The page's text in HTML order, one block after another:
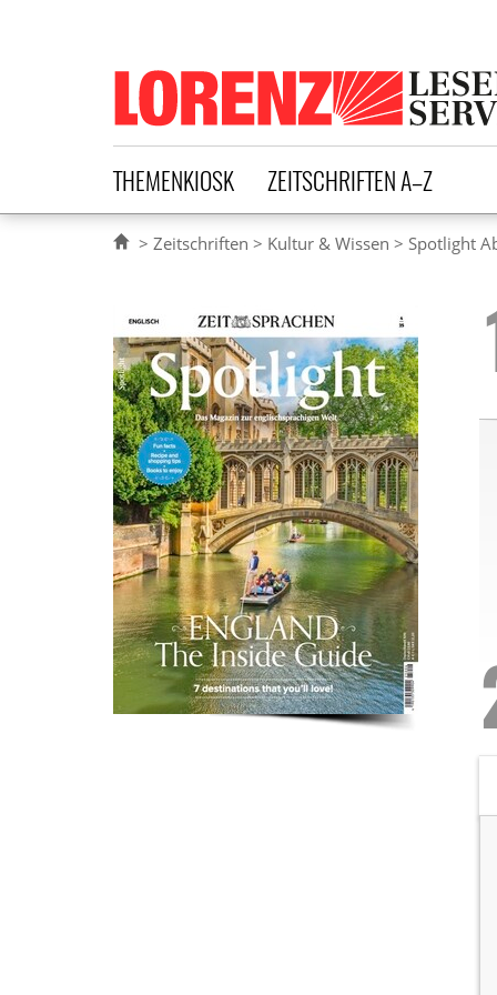
Lorenz Leserservice
THEMENKIOSK ZEITSCHRIFTEN A–Z
Zeitschriften Kultur & Wissen Spotlight